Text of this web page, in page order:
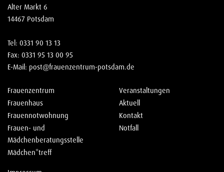
Alter Markt 6
14467 Potsdam
Tel: 0331 90 13 13
Fax: 0331 95 13 00 95
E-Mail: post@frauenzentrum-potsdam.de
Frauenzentrum
Frauenhaus
Frauennotwohnung
Frauen- und
Mädchenberatungsstelle
Mädchen*treff
Veranstaltungen
Aktuell
Kontakt
Notfall